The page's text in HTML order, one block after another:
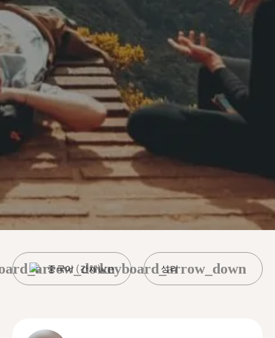
중국어 (간체) 성리
keyboard_arrow_down